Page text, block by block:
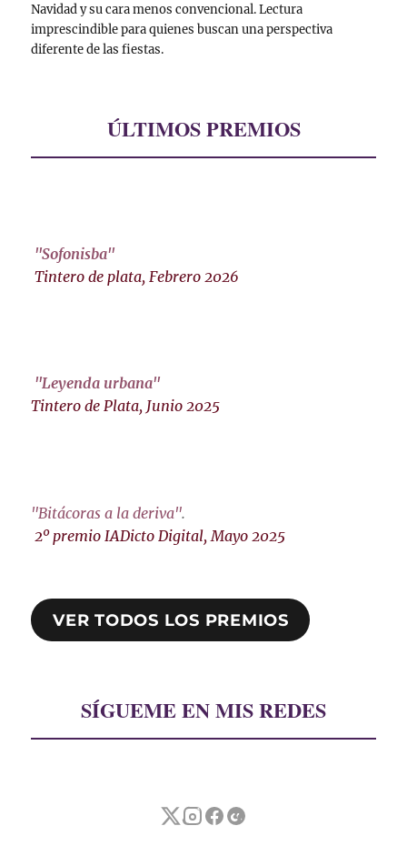
Navidad y su cara menos convencional. Lectura
imprescindible para quienes buscan una perspectiva
diferente de las fiestas.
ÚLTIMOS PREMIOS
"Sofonisba"
Tintero de plata, Febrero 2026
"Leyenda urbana"
Tintero de Plata, Junio 2025
"Bitácoras a la deriva".
2º premio IADicto Digital, Mayo 2025
VER TODOS LOS PREMIOS
SÍGUEME EN MIS REDES